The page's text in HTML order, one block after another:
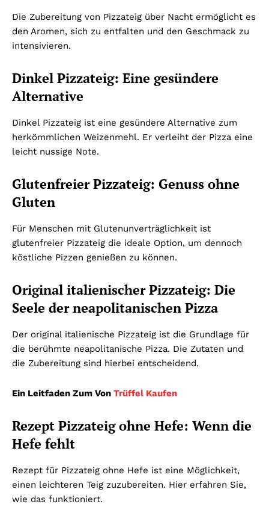
Die Zubereitung von Pizzateig über Nacht ermöglicht es
den Aromen, sich zu entfalten und den Geschmack zu
intensivieren.
Dinkel Pizzateig: Eine gesündere
Alternative
Dinkel Pizzateig ist eine gesündere Alternative zum
herkömmlichen Weizenmehl. Er verleiht der Pizza eine
leicht nussige Note.
Glutenfreier Pizzateig: Genuss ohne
Gluten
Für Menschen mit Glutenunverträglichkeit ist
glutenfreier Pizzateig die ideale Option, um dennoch
köstliche Pizzen genießen zu können.
Original italienischer Pizzateig: Die
Seele der neapolitanischen Pizza
Der original italienische Pizzateig ist die Grundlage für
die berühmte neapolitanische Pizza. Die Zutaten und
die Zubereitung sind hierbei entscheidend.
Ein Leitfaden Zum Von Trüffel Kaufen
Rezept Pizzateig ohne Hefe: Wenn die
Hefe fehlt
Rezept für Pizzateig ohne Hefe ist eine Möglichkeit,
einen leichteren Teig zuzubereiten. Hier erfahren Sie,
wie das funktioniert.